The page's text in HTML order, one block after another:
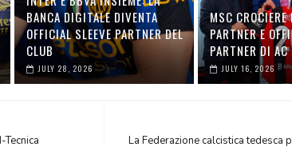
BANCA DIGITALE DIVENTA
OFFICIAL SLEEVE PARTNER DEL
CLUB
JULY 28, 2026
MSC
PARTNER E
PARTNER DI AC
JULY 16, 2026
La Federazione calcistica tedesca